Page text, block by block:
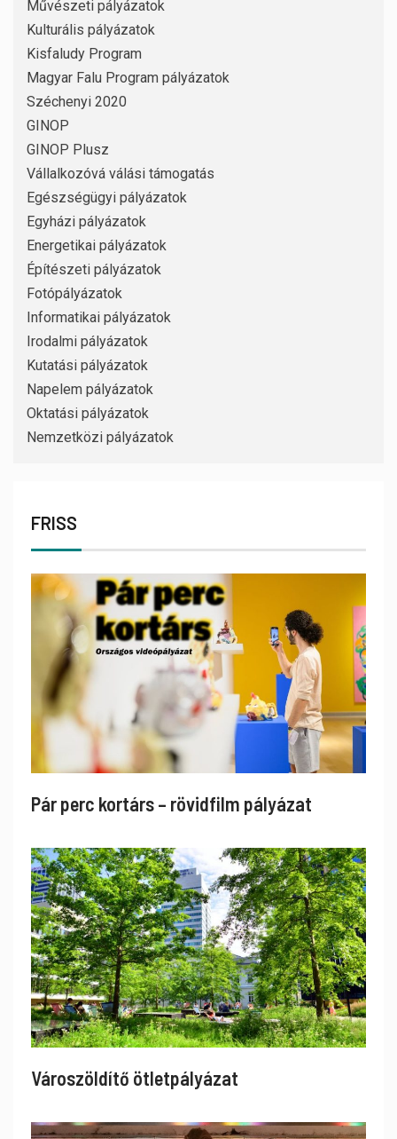
Művészeti pályázatok
Kulturális pályázatok
Kisfaludy Program
Magyar Falu Program pályázatok
Széchenyi 2020
GINOP
GINOP Plusz
Vállalkozóvá válási támogatás
Egészségügyi pályázatok
Egyházi pályázatok
Energetikai pályázatok
Építészeti pályázatok
Fotópályázatok
Informatikai pályázatok
Irodalmi pályázatok
Kutatási pályázatok
Napelem pályázatok
Oktatási pályázatok
Nemzetközi pályázatok
FRISS
Pár perc kortárs – rövidfilm pályázat
Városzöldítő ötletpályázat